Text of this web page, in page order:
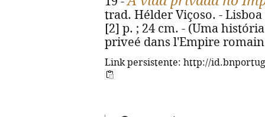
trad. Hélder Viçoso. - Lisboa
[2] p. ; 24 cm. - (Uma
priveé dans l'Empire romain.
Link persistente: http://